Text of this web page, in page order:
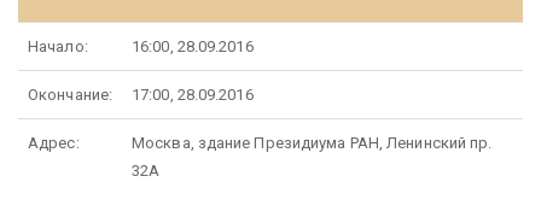
Начало: 16:00, 28.09.2016
Окончание: 17:00, 28.09.2016
Адрес:
Москва, здание Президиума РАН, Ленинский пр.
32А